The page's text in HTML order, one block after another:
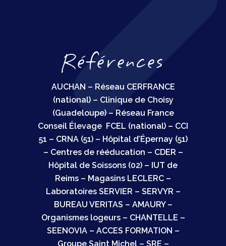
Références
AUCHAN – Réseau CERFRANCE
(national) – Clinique de Choisy
(Guadeloupe) – Réseau France
Conseil Élevage FCEL (national) – CCI
51 – CRNA (51) – Hôpital d’Épernay (51)
– Centres de rééducation – CDER –
Hôpital de Soissons (02) – IUT de
Reims – Magasins LECLERC –
Laboratoires SERVIER – SERVYR –
BUREAU VERITAS – AMAURY –
Organismes logeurs – CHANTELLE –
SEENOVIA – ACCES FORMATION –
Groupe Saint Michel – SRE –